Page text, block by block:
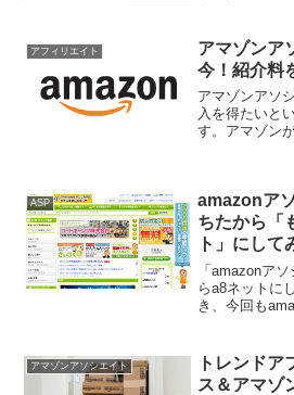
アフィリエイト
アマゾンア
今！紹介料
アマゾンアソ
入を得たいと
す。アマゾン
ASP
amazonア
ちたから「
ト」にして
「amazonア
らa8ネットに
き、今回も
イダ）「もし
します。
アマゾンアソシエイト
トレンド
ス＆アマゾ